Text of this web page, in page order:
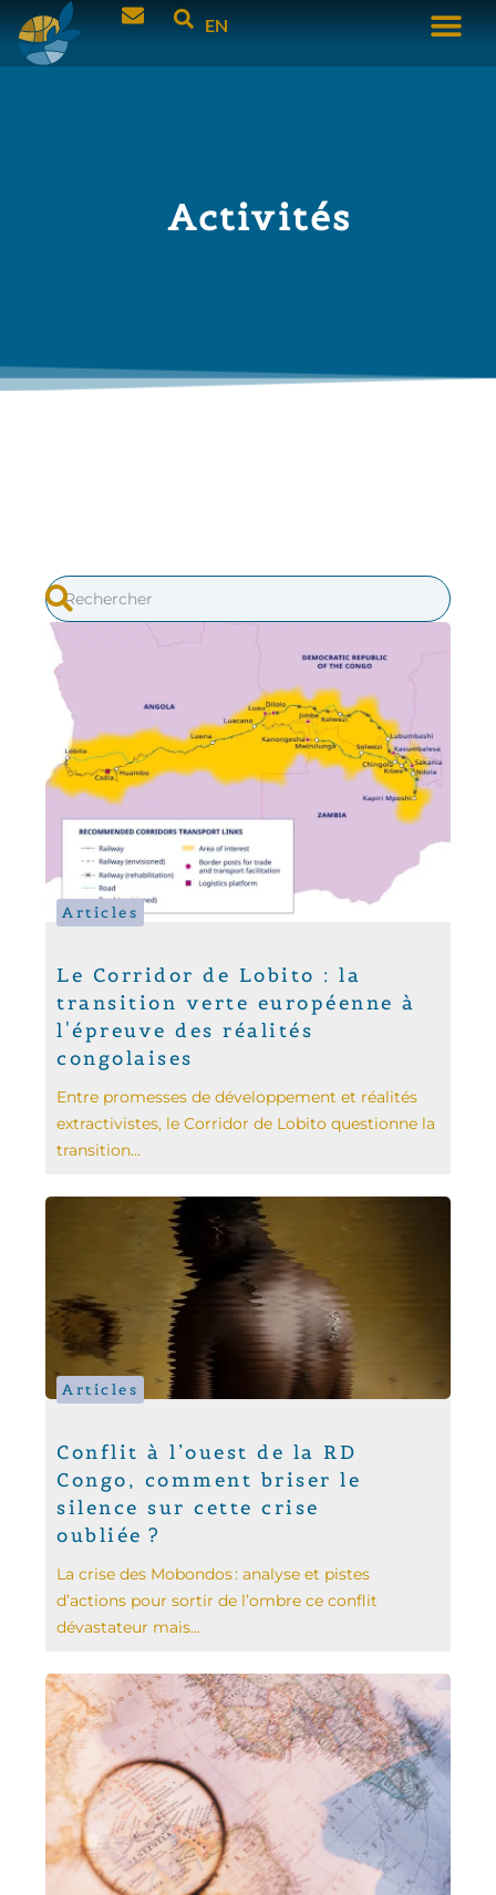
EN
Activités
Articles
Le Corridor de Lobito : la
transition verte européenne à
l'épreuve des réalités
congolaises
Entre promesses de développement et réalités
extractivistes, le Corridor de Lobito questionne la
transition...
Articles
Conflit à l’ouest de la RD
Congo, comment briser le
silence sur cette crise
oubliée ?
La crise des Mobondos : analyse et pistes
d’actions pour sortir de l’ombre ce conflit
dévastateur mais...